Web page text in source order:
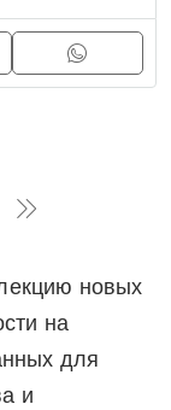
новых
на
для
и